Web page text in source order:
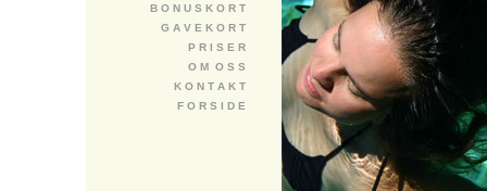
B O N U S K O R T
G A V E K O R T
P R I S E R
O M O S S
K O N T A K T
F O R S I D E